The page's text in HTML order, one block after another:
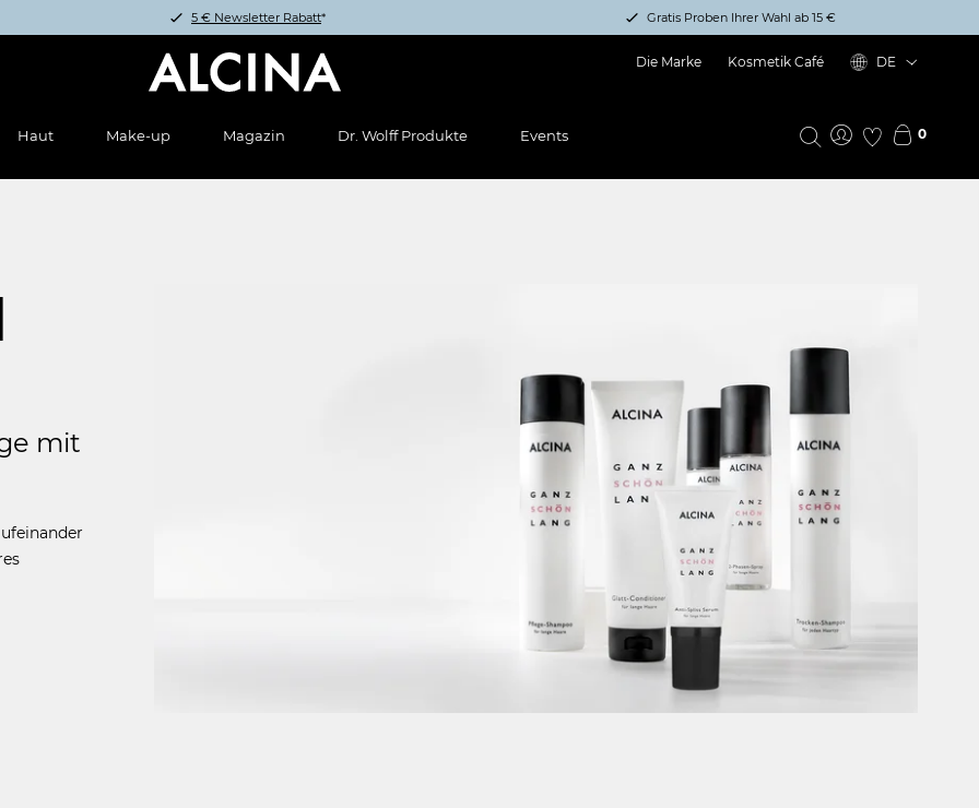
5 € Newsletter Rabatt* Gratis Proben Ihrer Wahl ab 15 €
Die Marke Kosmetik Café DE
0
Haut Make-up Magazin Dr. Wolff Produkte Events
mit